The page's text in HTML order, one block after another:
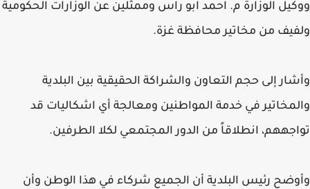
ووكيل الوزارة م. احمد ابو راس وممثلين عن الوزارات الحكومية
ولفيف من مخاتير محافظة غزة.
وأشار إلى حجم التعاون والشراكة الحقيقية بين البلدية
والمخاتير في خدمة المواطنين ومعالجة أي اشكاليات قد
تواجههم، انطلاقاً من الدور المجتمعي لكلا الطرفين.
وأوضح رئيس البلدية أن الجميع شركاء في هذا الوطن وأن